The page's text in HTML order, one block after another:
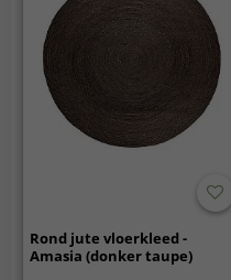
Rond jute vloerkleed -
Amasia (donker taupe)